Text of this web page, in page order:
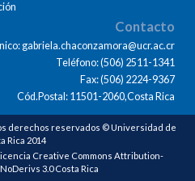
Contacto
gabriela.chaconzamora@ucr.ac.cr
Teléfono: (506) 2511-1341
Fax: (506) 2224-9367
Cód.Postal: 11501-2060,Costa Rica
derechos reservados © Universidad de
Rica 2014
Creative Commons Attribution-
3.0 Costa Rica